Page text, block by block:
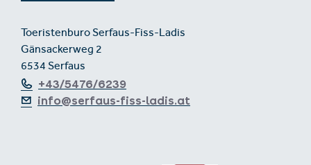
Toeristenburo Serfaus-Fiss-Ladis
Gänsackerweg 2
6534 Serfaus
+43/5476/6239
info@serfaus-fiss-ladis.at